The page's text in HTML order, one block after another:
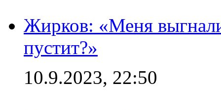
Жирков: «Меня
пустит?»
10.9.2023, 22:50